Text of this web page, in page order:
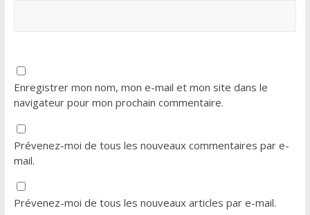
Enregistrer mon nom, mon e-mail et mon site dans le
navigateur pour mon prochain commentaire.
Prévenez-moi de tous les nouveaux commentaires par e-
mail.
Prévenez-moi de tous les nouveaux articles par e-mail.